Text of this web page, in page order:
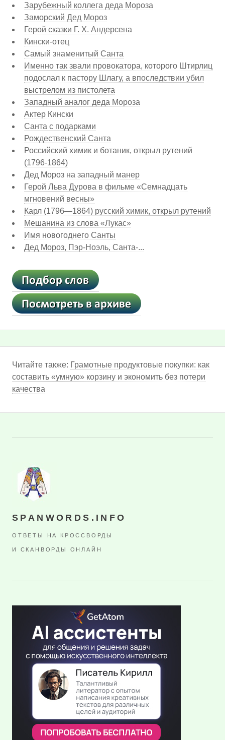
Зарубежный коллега деда Мороза
Заморский Дед Мороз
Герой сказки Г. Х. Андерсена
Кински-отец
Самый знаменитый Санта
Именно так звали провокатора, которого Штирлиц
подослал к пастору Шлагу, а впоследствии убил
выстрелом из пистолета
Западный аналог деда Мороза
Актер Кински
Санта с подарками
Рождественский Санта
Российский химик и ботаник, открыл рутений
(1796-1864)
Дед Мороз на западный манер
Герой Льва Дурова в фильме «Семнадцать
мгновений весны»
Карл (1796—1864) русский химик, открыл рутений
Мешанина из слова «Лукас»
Имя новогоднего Санты
Дед Мороз, Пэр-Ноэль, Санта-...
Читайте также: Грамотные продуктовые покупки: как
составить «умную» корзину и экономить без потери
качества
SPANWORDS.INFO
ОТВЕТЫ НА КРОССВОРДЫ
И СКАНВОРДЫ ОНЛАЙН